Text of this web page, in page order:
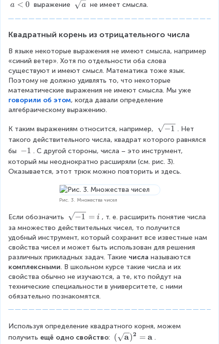
L
ef
ri
g
h
t
a
r
r
o
w
b
^
{
2
}
=
t
}
g
e
q
0
}
=
)
c
d
o
(-
1
)
1
a
r
t
a
}
e
0
a
t
a < 0 выражение \
r
{
a
}
a не имеет смысла.
Квадратный корень из отрицательного числа
В языке некоторые выражения не имеют смысла, например
«синий ветер». Хотя по отдельности оба слова
существуют и имеют смысл. Математика тоже язык.
Поэтому не должно удивлять то, что некоторые
математические выражения не имеют смысла. Мы уже
говорили об этом, когда давали определение
алгебраическому выражению.
К таким выражениям относится, например, \
s
q
r
-
1
−1 . Нет
такого действительного числа, квадрат которого равнялся
бы -
1
−1 . С другой стороны, числа – это инструмент,
который мы неоднократно расширяли (см. рис. 3).
Оказывается, этот трюк можно повторить и здесь.
Рис. 3. Множества чисел
Если обозначить \
s
q
r
t
{
-
1
}
−1 = i , т. е. расширить понятие числа
за множество действительных чисел, то получится
удобный инструмент, который сохранит все известные нам
свойства чисел и может быть использован для решения
различных прикладных задач. Такие числа называются
комплексными. В школьном курсе такие числа и их
свойства обычно не изучаются, а те, кто пойдут на
технические специальности в университете, с ними
обязательно познакомятся.
Используя определение квадратного корня, можем
получить ещё одно свойство: \
( a)2 = a .